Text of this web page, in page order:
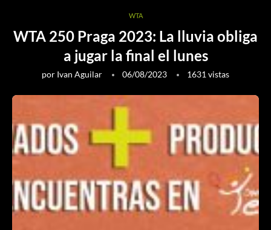
WTA
WTA 250 Praga 2023: La lluvia obliga
a jugar la final el lunes
por Ivan Aguilar 06/08/2023 1631 vistas